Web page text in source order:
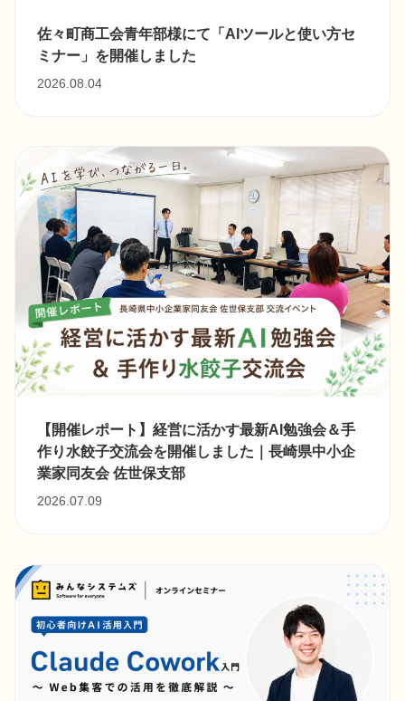
佐々町商工会青年部様にて「AIツールと使い方セ
ミナー」を開催しました
2026.08.04
【開催レポート】経営に活かす最新AI勉強会＆手
作り水餃子交流会を開催しました｜長崎県中小企
業家同友会 佐世保支部
2026.07.09